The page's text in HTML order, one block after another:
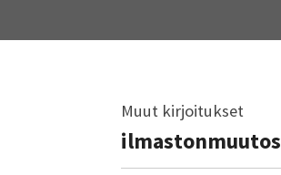
Muut kirjoitukset
ilmastonmuutos